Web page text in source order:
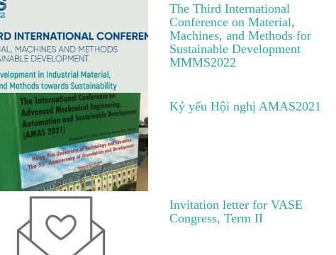
The Third International
Conference on Material,
Machines, and Methods for
Sustainable Development
MMMS2022
Kỷ yếu Hội nghị AMAS2021
Invitation letter for VASE
Congress, Term II